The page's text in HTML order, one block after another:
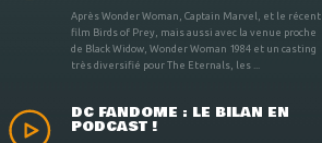
Après Wonder Woman, Captain Marvel, et le récent
film Birds of Prey, mais aussi avec la venue proche
de Black Widow, Wonder Woman 1984 et un casting
très diversifié pour The Eternals, les ...
DC FANDOME : LE BILAN EN
PODCAST !